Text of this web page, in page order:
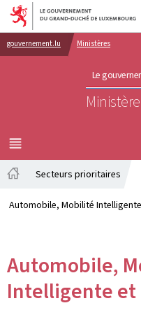
Aller au
Aller
gouvernement.lu Ministères
Le
MENU
PRINCIPAL
Secteurs prioritaires
Automobile, Mobilité
Automobile,
Intelligente et